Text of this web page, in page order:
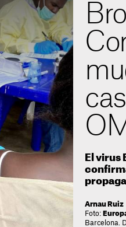
El virus
Arnau Ruiz
Foto:
Barcelona.